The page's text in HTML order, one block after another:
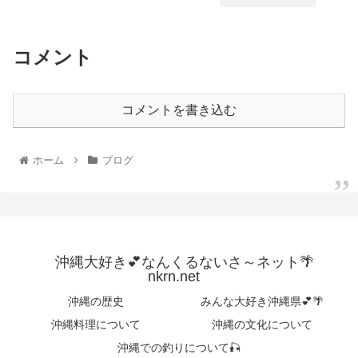
コメント
コメントを書き込む
ホーム ブログ
沖縄大好き💕なんくるないさ～ネット🌴
nkrn.net
沖縄の歴史
みんな大好き沖縄県💕🌴
沖縄料理について
沖縄の文化について
沖縄での釣りについて🎣